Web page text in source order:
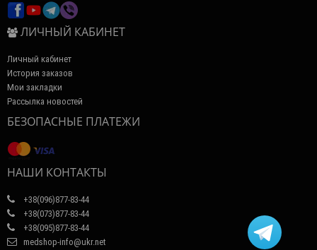
ЛИЧНЫЙ КАБИНЕТ
Личный кабинет
История заказов
Мои закладки
Рассылка новостей
БЕЗОПАСНЫЕ ПЛАТЕЖИ
НАШИ КОНТАКТЫ
+38(096)877-83-44
+38(073)877-83-44
+38(095)877-83-44
medshop-info@ukr.net